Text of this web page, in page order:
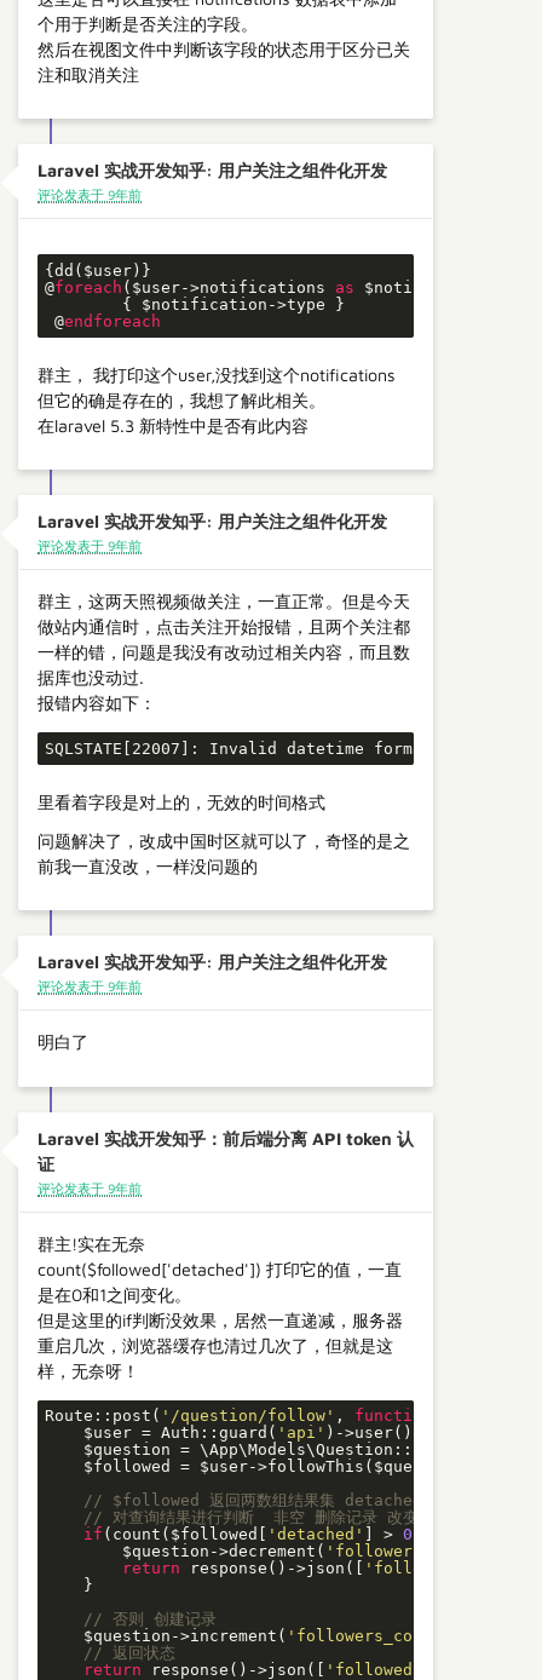
个用于判断是否关注的字段。
然后在视图文件中判断该字段的状态用于区分已关
注和取消关注
Laravel 实战开发知乎: 用户关注之组件化开发
评论发表于 9年前
{dd($user)}
@foreach ($user->notifications as $notification)
        { $notification->type }
@endforeach
群主， 我打印这个user,没找到这个notifications
但它的确是存在的，我想了解此相关。
在laravel 5.3 新特性中是否有此内容
Laravel 实战开发知乎: 用户关注之组件化开发
评论发表于 9年前
群主，这两天照视频做关注，一直正常。但是今天
做站内通信时，点击关注开始报错，且两个关注都
一样的错，问题是我没有改动过相关内容，而且数
据库也没动过.
报错内容如下：
SQLSTATE[22007]: Invalid datetime format: 1292
里看着字段是对上的，无效的时间格式
问题解决了，改成中国时区就可以了，奇怪的是之
前我一直没改，一样没问题的
Laravel 实战开发知乎: 用户关注之组件化开发
评论发表于 9年前
明白了
Laravel 实战开发知乎：前后端分离 API token 认
证
评论发表于 9年前
群主!实在无奈
count($followed['detached']) 打印它的值，一直
是在0和1之间变化。
但是这里的if判断没效果，居然一直递减，服务器
重启几次，浏览器缓存也清过几次了，但就是这
样，无奈呀！
Route::post( '/question/follow' , function
    $user = Auth::guard(
'api' )->user();
$question =
    $followed = $user->followThis($question->id);
// $followed 返回两数组结果集 detached attached
// 对查询结果进行判断  非空 删除记录 改变状态
if (count($followed[ 'detached' ] > 0
        $question->decrement(
'followers_count'
return response()->json([ 'followed'
    }
// 否则 创建记录
    $question->increment(
'followers_count'
// 返回状态
return response()->json([ 'followed'